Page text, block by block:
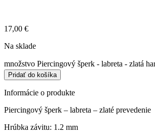
17,00 €
Na sklade
množstvo Piercingový šperk - labreta - zlatá
Pridať do košíka
Informácie o produkte
Piercingový šperk – labreta – zlaté prevedenie
Hrúbka závitu: 1.2 mm